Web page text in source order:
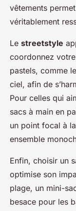
vêtements
véritablement
Le streetstyle
coordonnez
pastels, comme
ciel, afin de
Pour celles qui
sacs à main en
un point focal à
ensemble
Enfin, choisir un
optimise son
plage, un mini-
besace pour les